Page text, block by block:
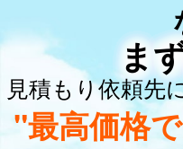
ま
見積もり依頼先
"最高価格